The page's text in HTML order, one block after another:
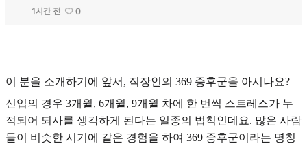
이 분을 소개하기에 앞서, 직장인의 369 증후군을 아시나요?
신입의 경우 3개월, 6개월, 9개월 차에 한 번씩 스트레스가 누
적되어 퇴사를 생각하게 된다는 일종의 법칙인데요. 많은 사람
들이 비슷한 시기에 같은 경험을 하여 369 증후군이라는 명칭